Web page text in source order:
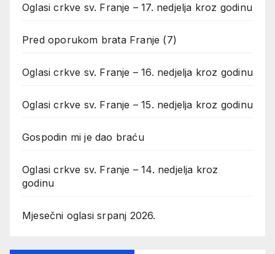
Oglasi crkve sv. Franje – 17. nedjelja kroz godinu
Pred oporukom brata Franje (7)
Oglasi crkve sv. Franje – 16. nedjelja kroz godinu
Oglasi crkve sv. Franje – 15. nedjelja kroz godinu
Gospodin mi je dao braću
Oglasi crkve sv. Franje – 14. nedjelja kroz
godinu
Mjesečni oglasi srpanj 2026.